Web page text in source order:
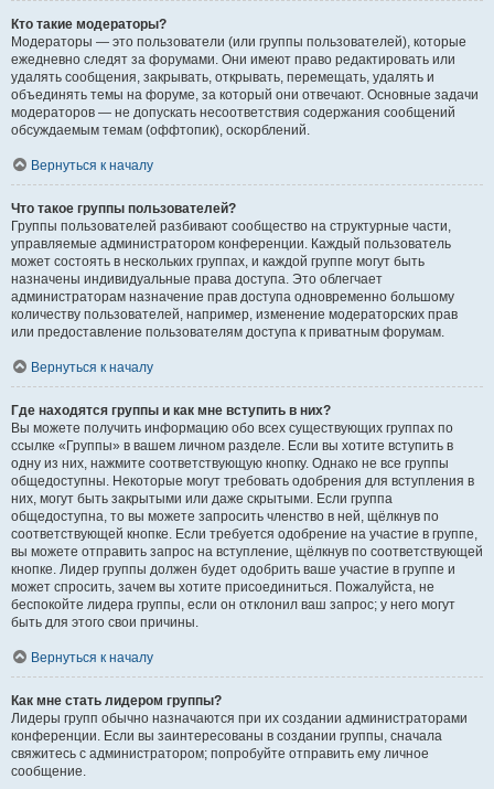
Кто такие модераторы?
Модераторы — это пользователи (или группы пользователей), которые
ежедневно следят за форумами. Они имеют право редактировать или
удалять сообщения, закрывать, открывать, перемещать, удалять и
объединять темы на форуме, за который они отвечают. Основные задачи
модераторов — не допускать несоответствия содержания сообщений
обсуждаемым темам (оффтопик), оскорблений.
Вернуться к началу
Что такое группы пользователей?
Группы пользователей разбивают сообщество на структурные части,
управляемые администратором конференции. Каждый пользователь
может состоять в нескольких группах, и каждой группе могут быть
назначены индивидуальные права доступа. Это облегчает
администраторам назначение прав доступа одновременно большому
количеству пользователей, например, изменение модераторских прав
или предоставление пользователям доступа к приватным форумам.
Вернуться к началу
Где находятся группы и как мне вступить в них?
Вы можете получить информацию обо всех существующих группах по
ссылке «Группы» в вашем личном разделе. Если вы хотите вступить в
одну из них, нажмите соответствующую кнопку. Однако не все группы
общедоступны. Некоторые могут требовать одобрения для вступления в
них, могут быть закрытыми или даже скрытыми. Если группа
общедоступна, то вы можете запросить членство в ней, щёлкнув по
соответствующей кнопке. Если требуется одобрение на участие в группе,
вы можете отправить запрос на вступление, щёлкнув по соответствующей
кнопке. Лидер группы должен будет одобрить ваше участие в группе и
может спросить, зачем вы хотите присоединиться. Пожалуйста, не
беспокойте лидера группы, если он отклонил ваш запрос; у него могут
быть для этого свои причины.
Вернуться к началу
Как мне стать лидером группы?
Лидеры групп обычно назначаются при их создании администраторами
конференции. Если вы заинтересованы в создании группы, сначала
свяжитесь с администратором; попробуйте отправить ему личное
сообщение.